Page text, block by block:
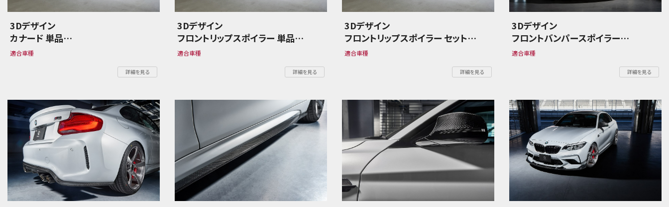
3Dデザイン
カナード 単品
BMW 2シリーズ F87 M2
適合車種
詳細を見る
3Dデザイン
フロントリップスポイラー 単品
BMW 2シリーズ F87 M2
適合車種
詳細を見る
3Dデザイン
フロントリップスポイラー セット
BMW 2シリーズ F87 M2
適合車種
詳細を見る
3Dデザイン
フロントバンパースポイラー
BMW 2シリーズ F87 M2
適合車種
詳細を見る